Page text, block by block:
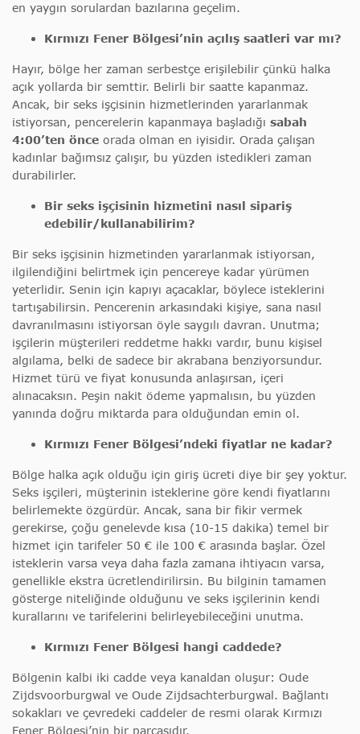
en yaygın sorulardan bazılarına geçelim.
Kırmızı Fener Bölgesi’nin açılış saatleri var mı?
Hayır, bölge her zaman serbestçe erişilebilir çünkü halka
açık yollarda bir semttir. Belirli bir saatte kapanmaz.
Ancak, bir seks işçisinin hizmetlerinden yararlanmak
istiyorsan, pencerelerin kapanmaya başladığı sabah
4:00’ten önce orada olman en iyisidir. Orada çalışan
kadınlar bağımsız çalışır, bu yüzden istedikleri zaman
durabilirler.
Bir seks işçisinin hizmetini nasıl sipariş
edebilir/kullanabilirim?
Bir seks işçisinin hizmetinden yararlanmak istiyorsan,
ilgilendiğini belirtmek için pencereye kadar yürümen
yeterlidir. Senin için kapıyı açacaklar, böylece isteklerini
tartışabilirsin. Pencerenin arkasındaki kişiye, sana nasıl
davranılmasını istiyorsan öyle saygılı davran. Unutma;
işçilerin müşterileri reddetme hakkı vardır, bunu kişisel
algılama, belki de sadece bir akrabana benziyorsundur.
Hizmet türü ve fiyat konusunda anlaşırsan, içeri
alınacaksın. Peşin nakit ödeme yapmalısın, bu yüzden
yanında doğru miktarda para olduğundan emin ol.
Kırmızı Fener Bölgesi’ndeki fiyatlar ne kadar?
Bölge halka açık olduğu için giriş ücreti diye bir şey yoktur.
Seks işçileri, müşterinin isteklerine göre kendi fiyatlarını
belirlemekte özgürdür. Ancak, sana bir fikir vermek
gerekirse, çoğu genelevde kısa (10-15 dakika) temel bir
hizmet için tarifeler 50 € ile 100 € arasında başlar. Özel
isteklerin varsa veya daha fazla zamana ihtiyacın varsa,
genellikle ekstra ücretlendirilirsin. Bu bilginin tamamen
gösterge niteliğinde olduğunu ve seks işçilerinin kendi
kurallarını ve tarifelerini belirleyebileceğini unutma.
Kırmızı Fener Bölgesi hangi caddede?
Bölgenin kalbi iki cadde veya kanaldan oluşur: Oude
Zijdsvoorburgwal ve Oude Zijdsachterburgwal. Bağlantı
sokakları ve çevredeki caddeler de resmi olarak Kırmızı
Fener Bölgesi’nin bir parçasıdır.